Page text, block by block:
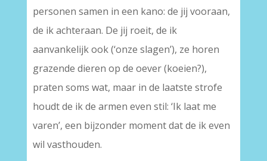
personen samen in een kano: de jij vooraan,
de ik achteraan. De jij roeit, de ik
aanvankelijk ook (‘onze slagen’), ze horen
grazende dieren op de oever (koeien?),
praten soms wat, maar in de laatste strofe
houdt de ik de armen even stil: ‘Ik laat me
varen’, een bijzonder moment dat de ik even
wil vasthouden.